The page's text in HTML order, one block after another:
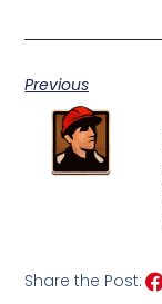
Previous
Share the Post: